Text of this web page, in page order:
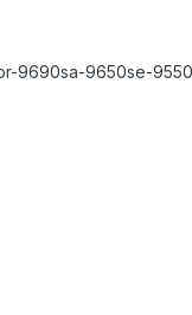
9690sa-9650se-